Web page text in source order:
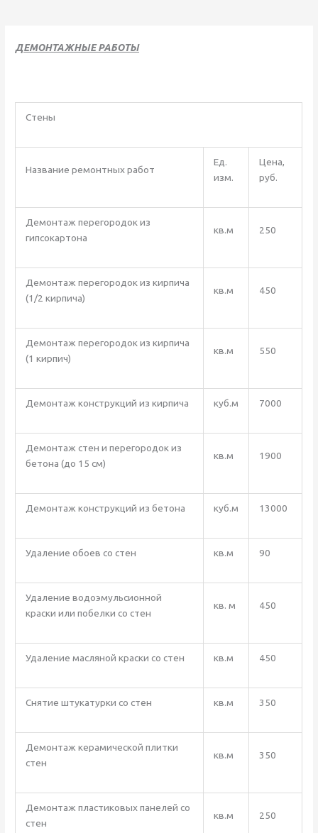
ДЕМОНТАЖНЫЕ РАБОТЫ
Стены
Название ремонтных работ
Ед.
изм.
Цена,
руб.
Демонтаж перегородок из
гипсокартона
кв.м 250
Демонтаж перегородок из кирпича
(1/2 кирпича)
кв.м 450
Демонтаж перегородок из кирпича
(1 кирпич)
кв.м 550
Демонтаж конструкций из кирпича куб.м 7000
Демонтаж стен и перегородок из
бетона (до 15 см)
кв.м 1900
Демонтаж конструкций из бетона куб.м 13000
Удаление обоев со стен кв.м 90
Удаление водоэмульсионной
краски или побелки со стен
кв. м 450
Удаление масляной краски со стен кв.м 450
Снятие штукатурки со стен кв.м 350
Демонтаж керамической плитки
стен
кв.м 350
Демонтаж пластиковых панелей со
стен
кв.м 250